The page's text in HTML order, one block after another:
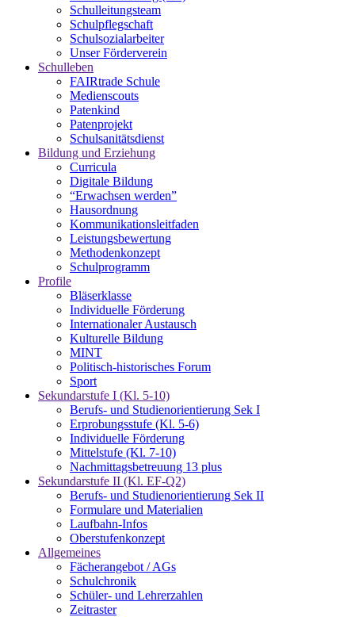
Schulleitungsteam
Schulpflegschaft
Schulsozialarbeiter
Unser Förderverein
Schulleben
FAIRtrade Schule
Medienscouts
Patenkind
Patenprojekt
Schulsanitätsdienst
Bildung und Erziehung
Curricula
Digitale Bildung
“Erwachsen werden”
Hausordnung
Kommunikationsleitfaden
Leistungsbewertung
Methodenkonzept
Schulprogramm
Profile
Bläserklasse
Individuelle Förderung
Internationaler Austausch
Kulturelle Bildung
MINT
Politisch-historisches Forum
Sport
Sekundarstufe I (Kl. 5-10)
Berufs- und Studienorientierung Sek I
Erprobungsstufe (Kl. 5-6)
Individuelle Förderung
Mittelstufe (Kl. 7-10)
Nachmittagsbetreuung 13 plus
Sekundarstufe II (Kl. EF-Q2)
Berufs- und Studienorientierung Sek II
Formulare und Materialien
Laufbahn-Infos
Oberstufenkonzept
Allgemeines
Fächerangebot / AGs
Schulchronik
Schüler- und Lehrerzahlen
Zeitraster